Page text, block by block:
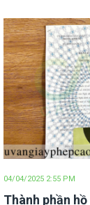
04/04/2025 2:55 PM
Thành phần